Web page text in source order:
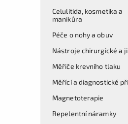
Celulitida, kosmetika a
manikůra
Péče o nohy a obuv
Nástroje chirurgické a
Měřiče krevního tlaku
Měřící a diagnostické
Magnetoterapie
Repelentní náramky